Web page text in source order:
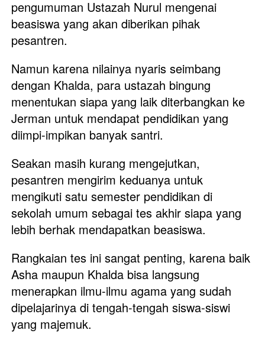
pengumuman Ustazah Nurul mengenai
beasiswa yang akan diberikan pihak
pesantren.
Namun karena nilainya nyaris seimbang
dengan Khalda, para ustazah bingung
menentukan siapa yang laik diterbangkan ke
Jerman untuk mendapat pendidikan yang
diimpi-impikan banyak santri.
Seakan masih kurang mengejutkan,
pesantren mengirim keduanya untuk
mengikuti satu semester pendidikan di
sekolah umum sebagai tes akhir siapa yang
lebih berhak mendapatkan beasiswa.
Rangkaian tes ini sangat penting, karena baik
Asha maupun Khalda bisa langsung
menerapkan ilmu-ilmu agama yang sudah
dipelajarinya di tengah-tengah siswa-siswi
yang majemuk.